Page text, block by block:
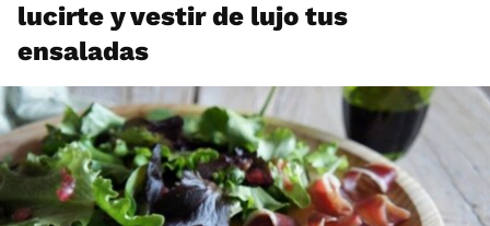
lucirte y vestir de lujo tus
ensaladas